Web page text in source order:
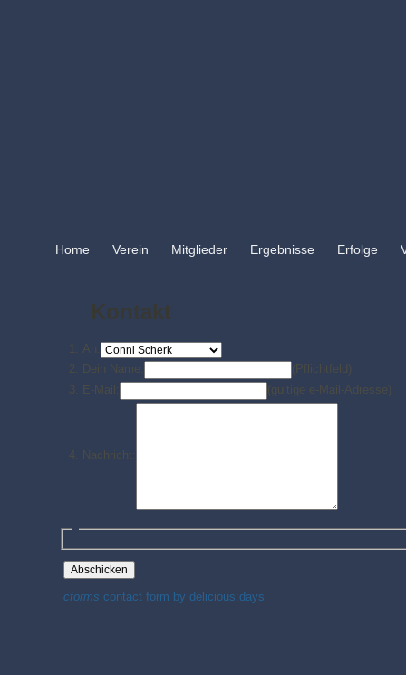
Home Verein Mitglieder Ergebnisse Erfolge
Kontakt
An:
Dein Name:
(Pflichtfeld)
E-Mail:
(gültige e-Mail-Adresse)
Nachricht:
cforms contact form by delicious:days